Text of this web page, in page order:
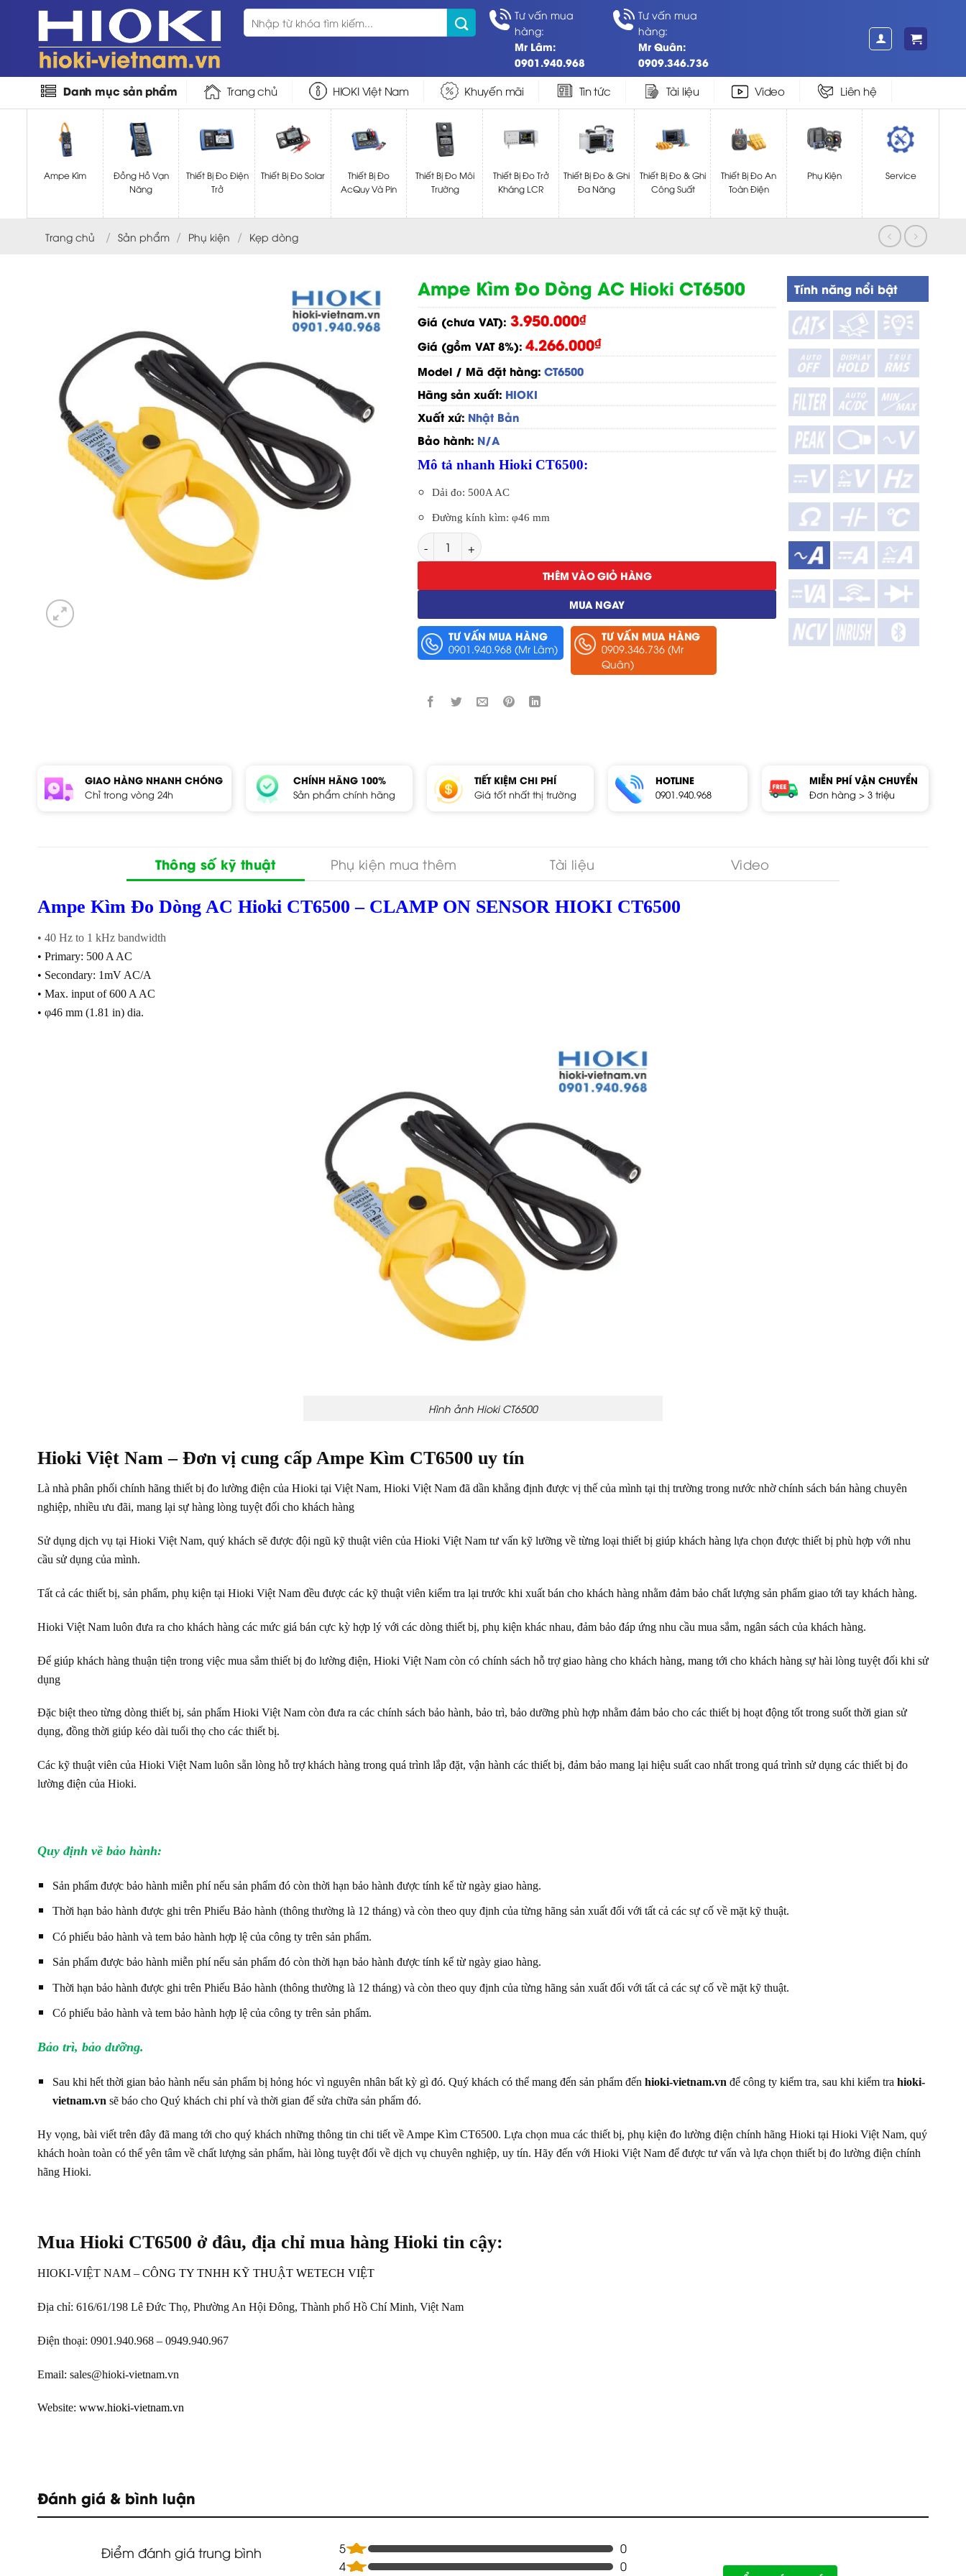
Tìm
kiếm:
Tư vấn mua
hàng:
Mr Lâm:
0901.940.968
Tư vấn mua
hàng:
Mr Quân:
0909.346.736
Danh mục sản phẩm Trang chủ HIOKI Việt Nam Khuyến mãi Tin tức Tài liệu Video Liên hệ
Ampe Kìm
Đồng Hồ Vạn
Năng
Thiết Bị Đo Điện
Trở
Thiết Bị Đo Solar
Thiết Bị Đo
AcQuy Và Pin
Thiết Bị Đo Môi
Trường
Thiết Bị Đo Trở
Kháng LCR
Thiết Bị Đo & Ghi
Đa Năng
Thiết Bị Đo & Ghi
Công Suất
Thiết Bị Đo An
Toàn Điện
Phụ Kiện Service
Trang chủ / Sản phẩm / Phụ kiện / Kẹp dòng
Ampe Kìm Đo Dòng AC Hioki CT6500
Giá (chưa VAT): 3.950.000₫
Giá (gồm VAT 8%): 4.266.000₫
Model / Mã đặt hàng: CT6500
Hãng sản xuất: HIOKI
Xuất xứ: Nhật Bản
Bảo hành: N/A
Mô tả nhanh Hioki CT6500:
Dải đo: 500A AC
Đường kính kìm: φ46 mm
Ampe Kìm Đo Dòng AC Hioki CT6500 số lượng
THÊM VÀO GIỎ HÀNG
MUA NGAY
TƯ VẤN MUA HÀNG
0901.940.968 (Mr Lâm)
TƯ VẤN MUA HÀNG
0909.346.736 (Mr
Quân)
Tính năng nổi bật
GIAO HÀNG NHANH CHÓNG
Chỉ trong vòng 24h
CHÍNH HÃNG 100%
Sản phẩm chính hãng
TIẾT KIỆM CHI PHÍ
Giá tốt nhất thị trường
HOTLINE
0901.940.968
MIỄN PHÍ VẬN CHUYỂN
Đơn hàng > 3 triệu
Thông số kỹ thuật Phụ kiện mua thêm Tài liệu Video
Ampe Kìm Đo Dòng AC Hioki CT6500 – CLAMP ON SENSOR HIOKI CT6500
• 40 Hz to 1 kHz bandwidth
• Primary: 500 A AC
• Secondary: 1mV AC/A
• Max. input of 600 A AC
• φ46 mm (1.81 in) dia.
Hình ảnh Hioki CT6500
Hioki Việt Nam – Đơn vị cung cấp Ampe Kìm CT6500 uy tín
Là nhà phân phối chính hãng thiết bị đo lường điện của Hioki tại Việt Nam, Hioki Việt Nam đã dần khẳng định được vị thế của mình tại thị trường trong nước nhờ chính sách bán hàng chuyên
nghiệp, nhiều ưu đãi, mang lại sự hàng lòng tuyệt đối cho khách hàng
Sử dụng dịch vụ tại Hioki Việt Nam, quý khách sẽ được đội ngũ kỹ thuật viên của Hioki Việt Nam tư vấn kỹ lưỡng về từng loại thiết bị giúp khách hàng lựa chọn được thiết bị phù hợp với nhu
cầu sử dụng của mình.
Tất cả các thiết bị, sản phẩm, phụ kiện tại Hioki Việt Nam đều được các kỹ thuật viên kiểm tra lại trước khi xuất bán cho khách hàng nhằm đảm bảo chất lượng sản phẩm giao tới tay khách hàng.
Hioki Việt Nam luôn đưa ra cho khách hàng các mức giá bán cực kỳ hợp lý với các dòng thiết bị, phụ kiện khác nhau, đảm bảo đáp ứng nhu cầu mua sắm, ngân sách của khách hàng.
Để giúp khách hàng thuận tiện trong việc mua sắm thiết bị đo lường điện, Hioki Việt Nam còn có chính sách hỗ trợ giao hàng cho khách hàng, mang tới cho khách hàng sự hài lòng tuyệt đối khi sử
dụng
Đặc biệt theo từng dòng thiết bị, sản phẩm Hioki Việt Nam còn đưa ra các chính sách bảo hành, bảo trì, bảo dưỡng phù hợp nhằm đảm bảo cho các thiết bị hoạt động tốt trong suốt thời gian sử
dụng, đồng thời giúp kéo dài tuổi thọ cho các thiết bị.
Các kỹ thuật viên của Hioki Việt Nam luôn sẵn lòng hỗ trợ khách hàng trong quá trình lắp đặt, vận hành các thiết bị, đảm bảo mang lại hiệu suất cao nhất trong quá trình sử dụng các thiết bị đo
lường điện của Hioki.
Quy định về bảo hành:
Sản phẩm được bảo hành miễn phí nếu sản phẩm đó còn thời hạn bảo hành được tính kể từ ngày giao hàng.
Thời hạn bảo hành được ghi trên Phiếu Bảo hành (thông thường là 12 tháng) và còn theo quy định của từng hãng sản xuất đối với tất cả các sự cố về mặt kỹ thuật.
Có phiếu bảo hành và tem bảo hành hợp lệ của công ty trên sản phẩm.
Sản phẩm được bảo hành miễn phí nếu sản phẩm đó còn thời hạn bảo hành được tính kể từ ngày giao hàng.
Thời hạn bảo hành được ghi trên Phiếu Bảo hành (thông thường là 12 tháng) và còn theo quy định của từng hãng sản xuất đối với tất cả các sự cố về mặt kỹ thuật.
Có phiếu bảo hành và tem bảo hành hợp lệ của công ty trên sản phẩm.
Bảo trì, bảo dưỡng.
Sau khi hết thời gian bảo hành nếu sản phẩm bị hỏng hóc vì nguyên nhân bất kỳ gì đó. Quý khách có thể mang đến sản phẩm đến hioki-vietnam.vn để công ty kiểm tra, sau khi kiểm tra hioki-
vietnam.vn sẽ báo cho Quý khách chi phí và thời gian đế sửa chữa sản phẩm đó.
Hy vọng, bài viết trên đây đã mang tới cho quý khách những thông tin chi tiết về Ampe Kìm CT6500. Lựa chọn mua các thiết bị, phụ kiện đo lường điện chính hãng Hioki tại Hioki Việt Nam, quý
khách hoàn toàn có thể yên tâm về chất lượng sản phẩm, hài lòng tuyệt đối về dịch vụ chuyên nghiệp, uy tín. Hãy đến với Hioki Việt Nam để được tư vấn và lựa chọn thiết bị đo lường điện chính
hãng Hioki.
Mua Hioki CT6500 ở đâu, địa chỉ mua hàng Hioki tin cậy:
HIOKI-VIỆT NAM – CÔNG TY TNHH KỸ THUẬT WETECH VIỆT
Địa chỉ: 616/61/198 Lê Đức Thọ, Phường An Hội Đông, Thành phố Hồ Chí Minh, Việt Nam
Điện thoại: 0901.940.968 – 0949.940.967
Email: sales@hioki-vietnam.vn
Website: www.hioki-vietnam.vn
Đánh giá & bình luận
Điểm đánh giá trung bình 5
0
4
0